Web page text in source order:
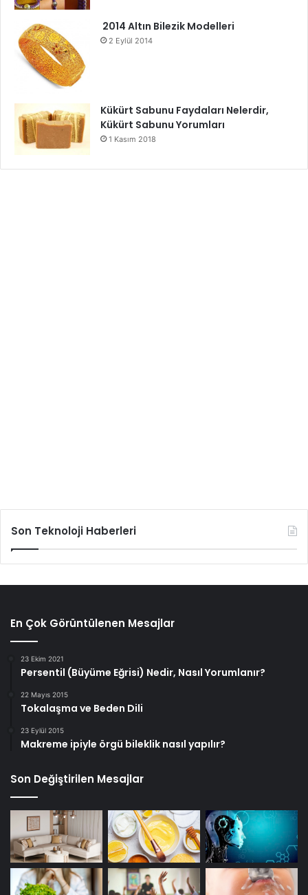
2014 Altın Bilezik Modelleri
2 Eylül 2014
Kükürt Sabunu Faydaları Nelerdir,
Kükürt Sabunu Yorumları
1 Kasım 2018
Son Teknoloji Haberleri
En Çok Görüntülenen Mesajlar
23 Ekim 2021
Persentil (Büyüme Eğrisi) Nedir, Nasıl Yorumlanır?
22 Mayıs 2015
Tokalaşma ve Beden Dili
23 Eylül 2015
Makreme ipiyle örgü bileklik nasıl yapılır?
Son Değiştirilen Mesajlar